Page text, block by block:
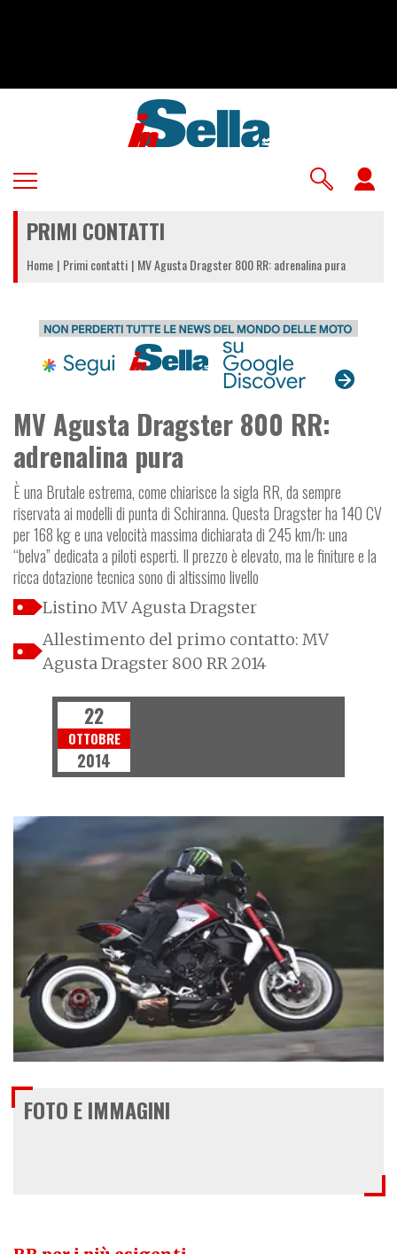
PRIMI CONTATTI
Home Primi contatti MV Agusta Dragster 800 RR: adrenalina pura
MV Agusta Dragster 800 RR:
adrenalina pura
È una Brutale estrema, come chiarisce la sigla RR, da sempre
riservata ai modelli di punta di Schiranna. Questa Dragster ha 140 CV
per 168 kg e una velocità massima dichiarata di 245 km/h: una
“belva” dedicata a piloti esperti. Il prezzo è elevato, ma le finiture e la
ricca dotazione tecnica sono di altissimo livello
Listino MV Agusta Dragster
Allestimento del primo contatto: MV
Agusta Dragster 800 RR 2014
22
OTTOBRE
2014
€ 16.290
FOTO E IMMAGINI